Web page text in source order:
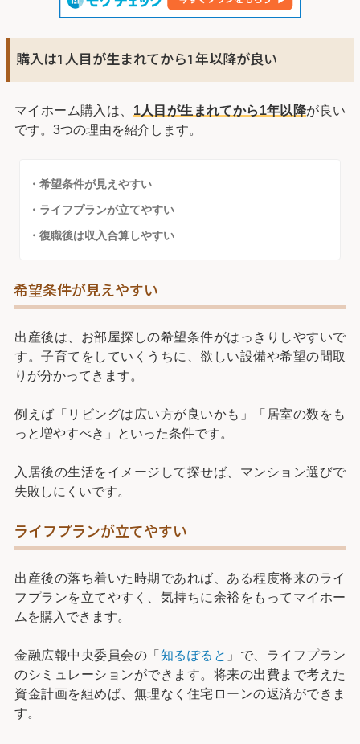
購入は1人目が生まれてから1年以降が良い
マイホーム購入は、 1人目が生まれてから1年以降が良い
です。3つの理由を紹介します。
・希望条件が見えやすい
・ライフプランが立てやすい
・復職後は収入合算しやすい
希望条件が見えやすい
出産後は、お部屋探しの希望条件がはっきりしやすいで
す。子育てをしていくうちに、欲しい設備や希望の間取
りが分かってきます。
例えば「リビングは広い方が良いかも」「居室の数をも
っと増やすべき」といった条件です。
入居後の生活をイメージして探せば、マンション選びで
失敗しにくいです。
ライフプランが立てやすい
出産後の落ち着いた時期であれば、ある程度将来のライ
フプランを立てやすく、気持ちに余裕をもってマイホー
ムを購入できます。
金融広報中央委員会の「 知るぽると 」で、ライフプラン
のシミュレーションができます。将来の出費まで考えた
資金計画を組めば、無理なく住宅ローンの返済ができま
す。